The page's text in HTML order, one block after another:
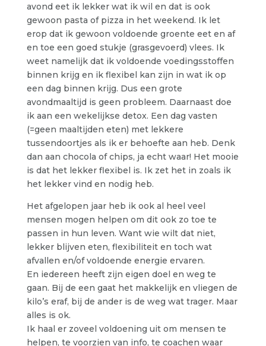
avond eet ik lekker wat ik wil en dat is ook
gewoon pasta of pizza in het weekend. Ik let
erop dat ik gewoon voldoende groente eet en af
en toe een goed stukje (grasgevoerd) vlees. Ik
weet namelijk dat ik voldoende voedingsstoffen
binnen krijg en ik flexibel kan zijn in wat ik op
een dag binnen krijg. Dus een grote
avondmaaltijd is geen probleem. Daarnaast doe
ik aan een wekelijkse detox. Een dag vasten
(=geen maaltijden eten) met lekkere
tussendoortjes als ik er behoefte aan heb. Denk
dan aan chocola of chips, ja echt waar! Het mooie
is dat het lekker flexibel is. Ik zet het in zoals ik
het lekker vind en nodig heb.
Het afgelopen jaar heb ik ook al heel veel
mensen mogen helpen om dit ook zo toe te
passen in hun leven. Want wie wilt dat niet,
lekker blijven eten, flexibiliteit en toch wat
afvallen en/of voldoende energie ervaren.
En iedereen heeft zijn eigen doel en weg te
gaan. Bij de een gaat het makkelijk en vliegen de
kilo’s eraf, bij de ander is de weg wat trager. Maar
alles is ok.
Ik haal er zoveel voldoening uit om mensen te
helpen, te voorzien van info, te coachen waar